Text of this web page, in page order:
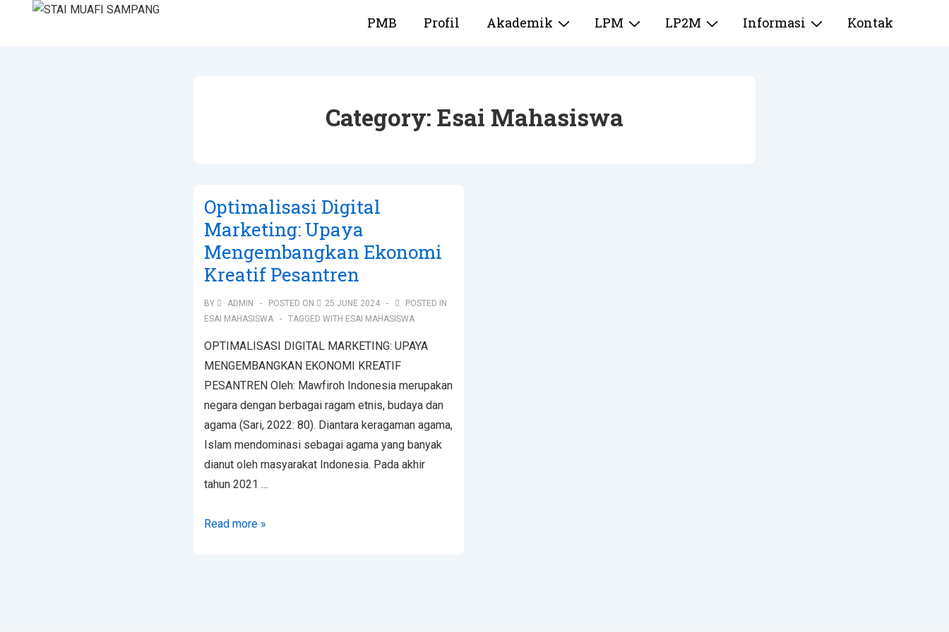
PMB Profil Akademik LPM LP2M Informasi Kontak
Category: Esai Mahasiswa
Optimalisasi Digital
Marketing: Upaya
Mengembangkan Ekonomi
Kreatif Pesantren
BY ADMIN POSTED ON 25 JUNE 2024
POSTED IN
ESAI MAHASISWA
TAGGED WITH ESAI MAHASISWA
OPTIMALISASI DIGITAL MARKETING: UPAYA
MENGEMBANGKAN EKONOMI KREATIF
PESANTREN Oleh: Mawfiroh Indonesia merupakan
negara dengan berbagai ragam etnis, budaya dan
agama (Sari, 2022: 80). Diantara keragaman agama,
Islam mendominasi sebagai agama yang banyak
dianut oleh masyarakat Indonesia. Pada akhir
tahun 2021 …
Read more »